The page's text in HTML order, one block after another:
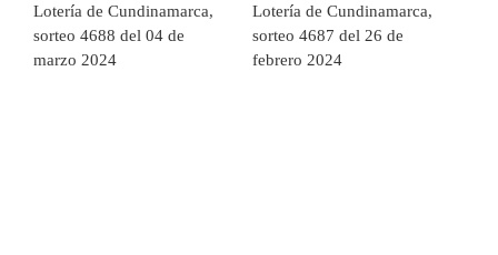
Lotería de Cundinamarca,
sorteo 4688 del 04 de
marzo 2024
Lotería de Cundinamarca,
sorteo 4687 del 26 de
febrero 2024